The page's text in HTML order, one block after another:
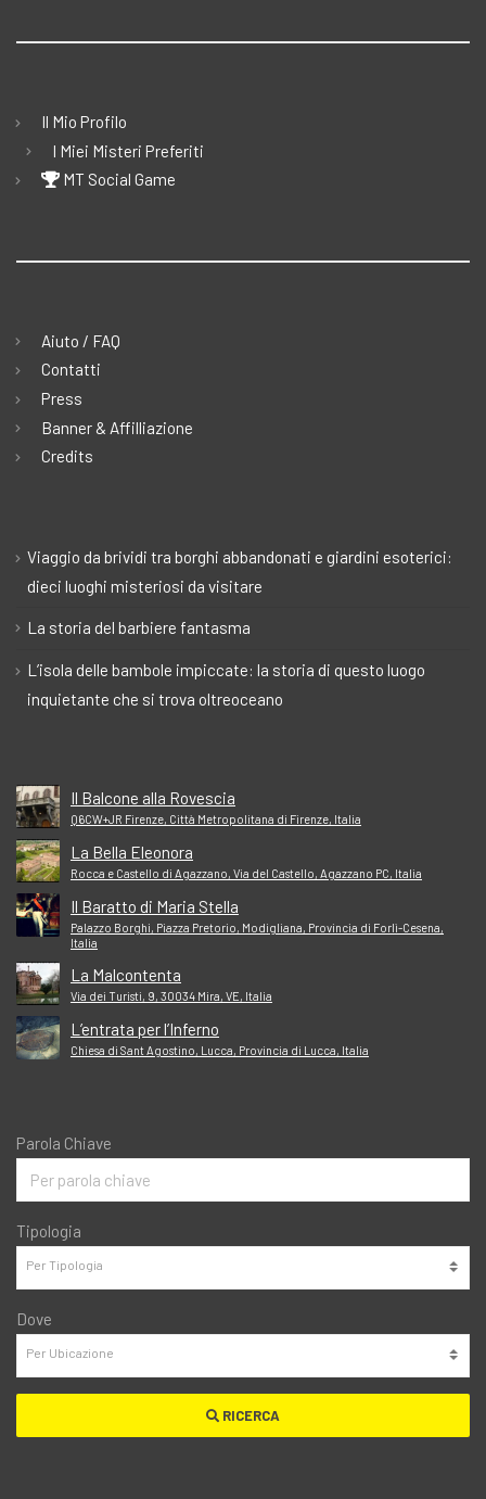
Il Mio Profilo
I Miei Misteri Preferiti
MT Social Game
Aiuto / FAQ
Contatti
Press
Banner & Affilliazione
Credits
Viaggio da brividi tra borghi abbandonati e giardini esoterici:
dieci luoghi misteriosi da visitare
La storia del barbiere fantasma
L’isola delle bambole impiccate: la storia di questo luogo
inquietante che si trova oltreoceano
Il Balcone alla Rovescia
Q6CW+JR Firenze, Città Metropolitana di Firenze, Italia
La Bella Eleonora
Rocca e Castello di Agazzano, Via del Castello, Agazzano PC, Italia
Il Baratto di Maria Stella
Palazzo Borghi, Piazza Pretorio, Modigliana, Provincia di Forlì-Cesena,
Italia
La Malcontenta
Via dei Turisti, 9, 30034 Mira, VE, Italia
L’entrata per l’Inferno
Chiesa di Sant Agostino, Lucca, Provincia di Lucca, Italia
Parola Chiave
Tipologia
Dove
RICERCA